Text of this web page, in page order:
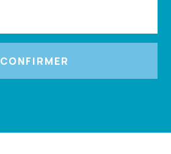
CONFIRMER